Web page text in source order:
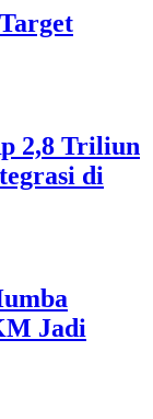
2,8 Triliun
di
Jadi